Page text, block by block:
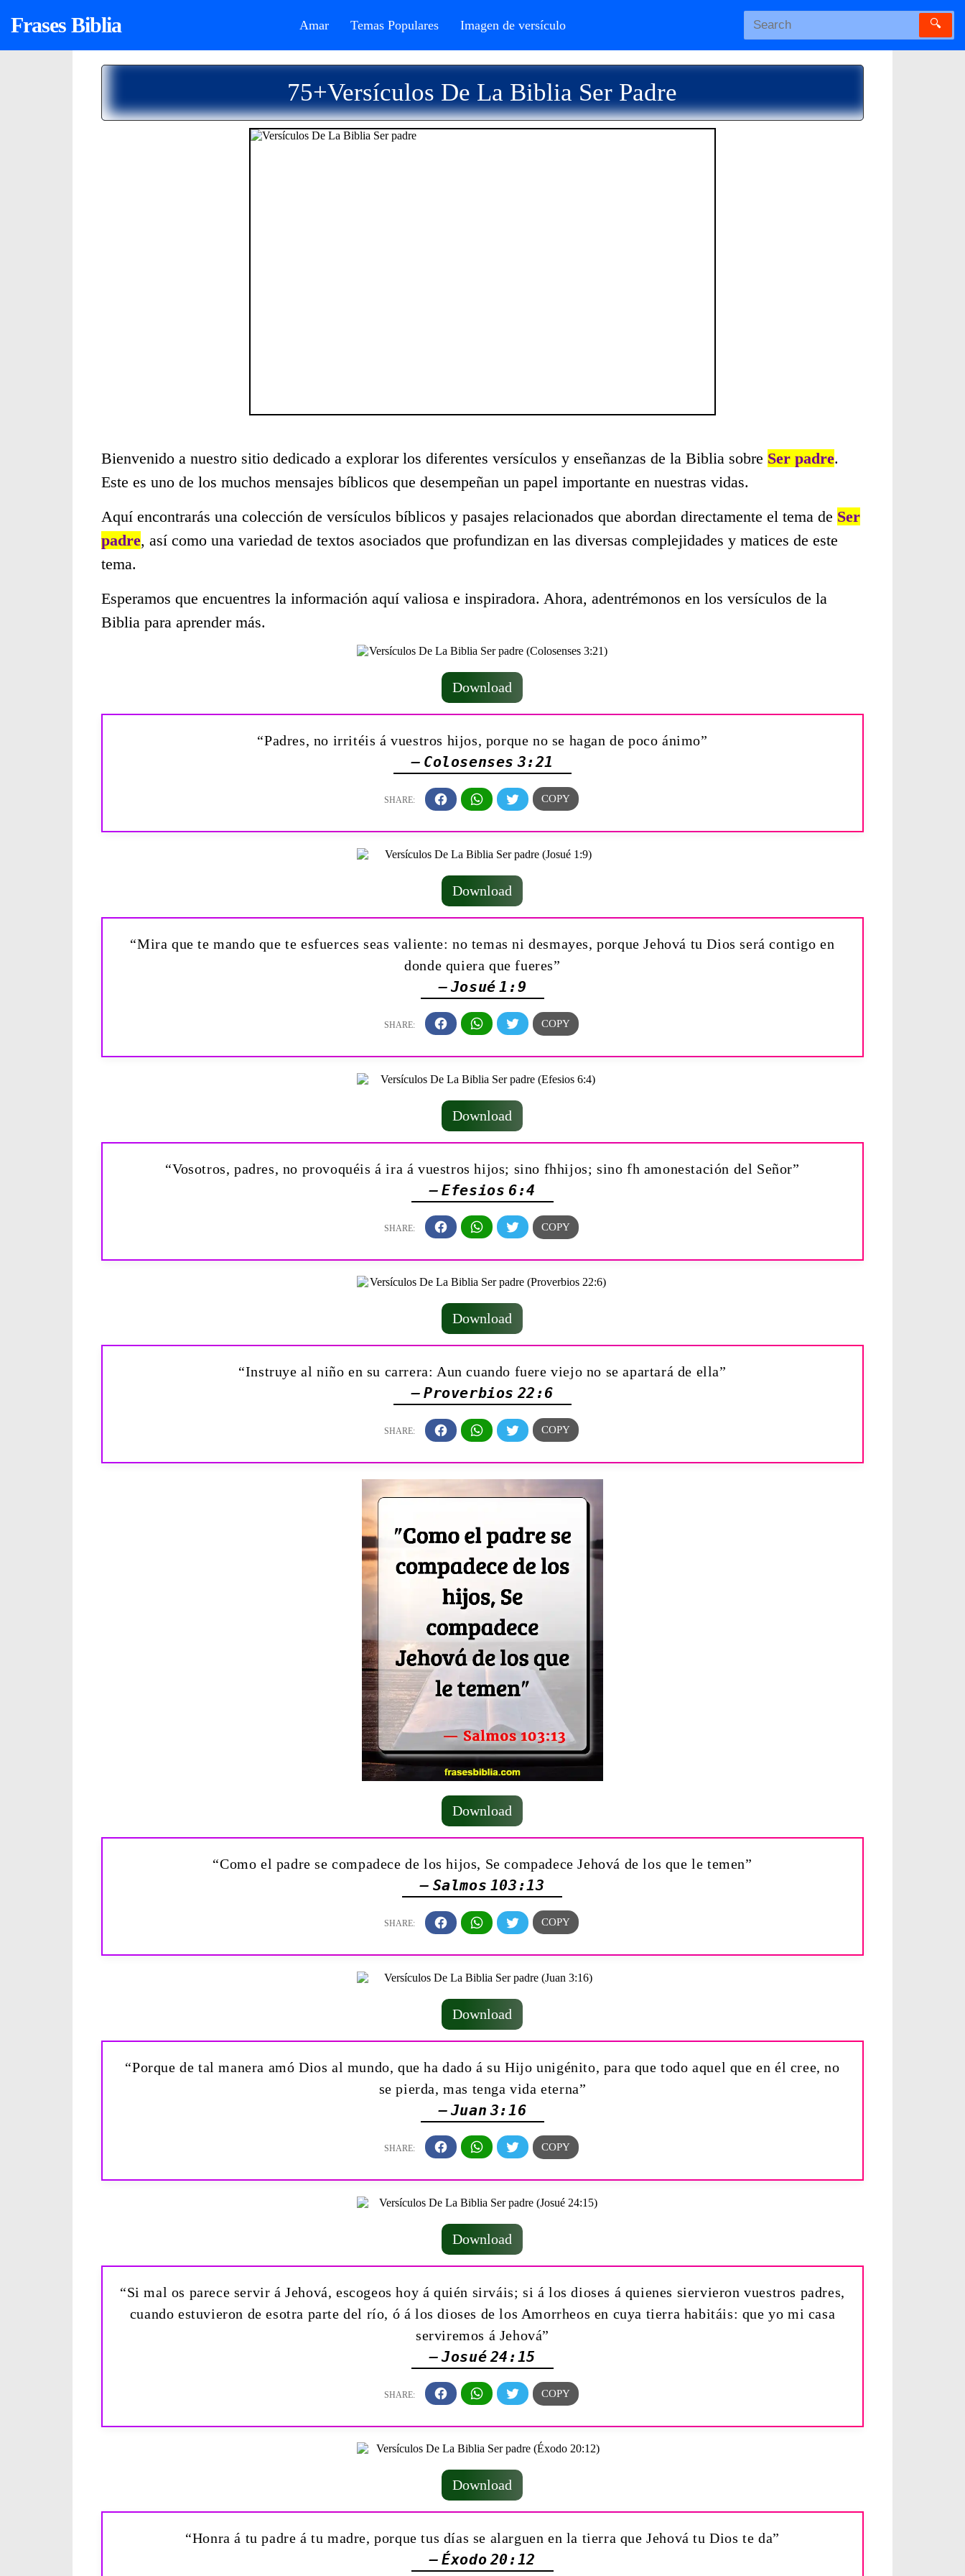
Frases Biblia Amar Temas Populares Imagen de versículo 🔍
75+Versículos De La Biblia Ser Padre
Bienvenido a nuestro sitio dedicado a explorar los diferentes versículos y enseñanzas de la Biblia sobre Ser padre.
Este es uno de los muchos mensajes bíblicos que desempeñan un papel importante en nuestras vidas.
Aquí encontrarás una colección de versículos bíblicos y pasajes relacionados que abordan directamente el tema de Ser
padre, así como una variedad de textos asociados que profundizan en las diversas complejidades y matices de este
tema.
Esperamos que encuentres la información aquí valiosa e inspiradora. Ahora, adentrémonos en los versículos de la
Biblia para aprender más.
Download
“Padres, no irritéis á vuestros hijos, porque no se hagan de poco ánimo”
— Colosenses 3:21
Download
“Mira que te mando que te esfuerces seas valiente: no temas ni desmayes, porque Jehová tu Dios será contigo en
donde quiera que fueres”
— Josué 1:9
Download
“Vosotros, padres, no provoquéis á ira á vuestros hijos; sino fhhijos; sino fh amonestación del Señor”
— Efesios 6:4
Download
“Instruye al niño en su carrera: Aun cuando fuere viejo no se apartará de ella”
— Proverbios 22:6
Download
“Como el padre se compadece de los hijos, Se compadece Jehová de los que le temen”
— Salmos 103:13
Download
“Porque de tal manera amó Dios al mundo, que ha dado á su Hijo unigénito, para que todo aquel que en él cree, no
se pierda, mas tenga vida eterna”
— Juan 3:16
Download
“Si mal os parece servir á Jehová, escogeos hoy á quién sirváis; si á los dioses á quienes siervieron vuestros padres,
cuando estuvieron de esotra parte del río, ó á los dioses de los Amorrheos en cuya tierra habitáis: que yo mi casa
serviremos á Jehová”
— Josué 24:15
Download
“Honra á tu padre á tu madre, porque tus días se alarguen en la tierra que Jehová tu Dios te da”
— Éxodo 20:12